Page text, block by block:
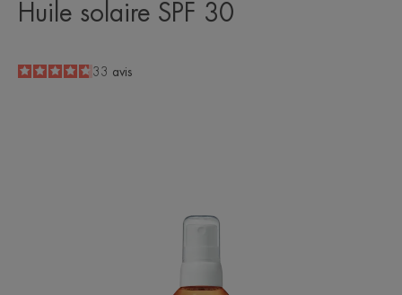
Huile solaire SPF 30
4.8
/
5
33 avis